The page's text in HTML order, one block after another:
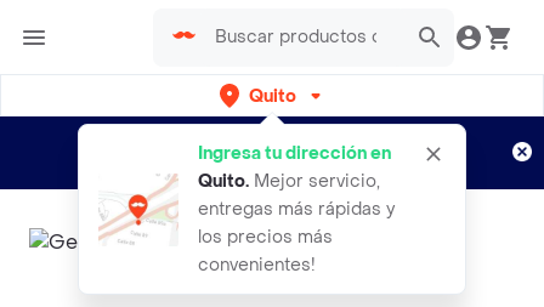
Quito
Ingresa tu dirección en
Quito. Mejor servicio,
entregas más rápidas y
los precios más
convenientes!
envíos gratis por semanas
Aplican TyC